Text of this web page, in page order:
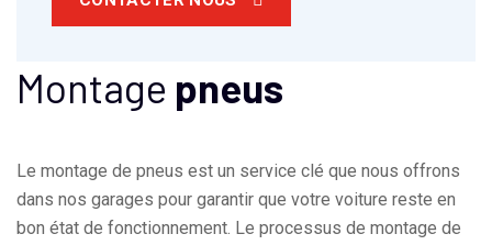
Montage pneus
Le montage de pneus est un service clé que nous offrons
dans nos garages pour garantir que votre voiture reste en
bon état de fonctionnement. Le processus de montage de